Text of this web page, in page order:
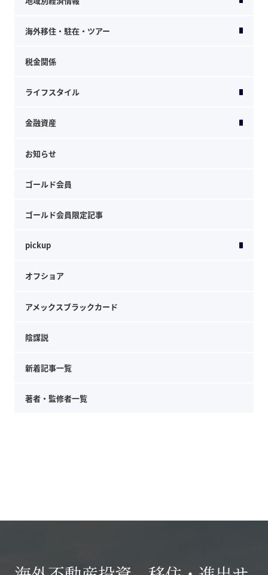
海外移住・駐在・ツアー
税金関係
ライフスタイル
金融資産
お知らせ
ゴールド会員
ゴールド会員限定記事
pickup
オフショア
アメックスブラックカード
陰謀説
新着記事一覧
著者・監修者一覧